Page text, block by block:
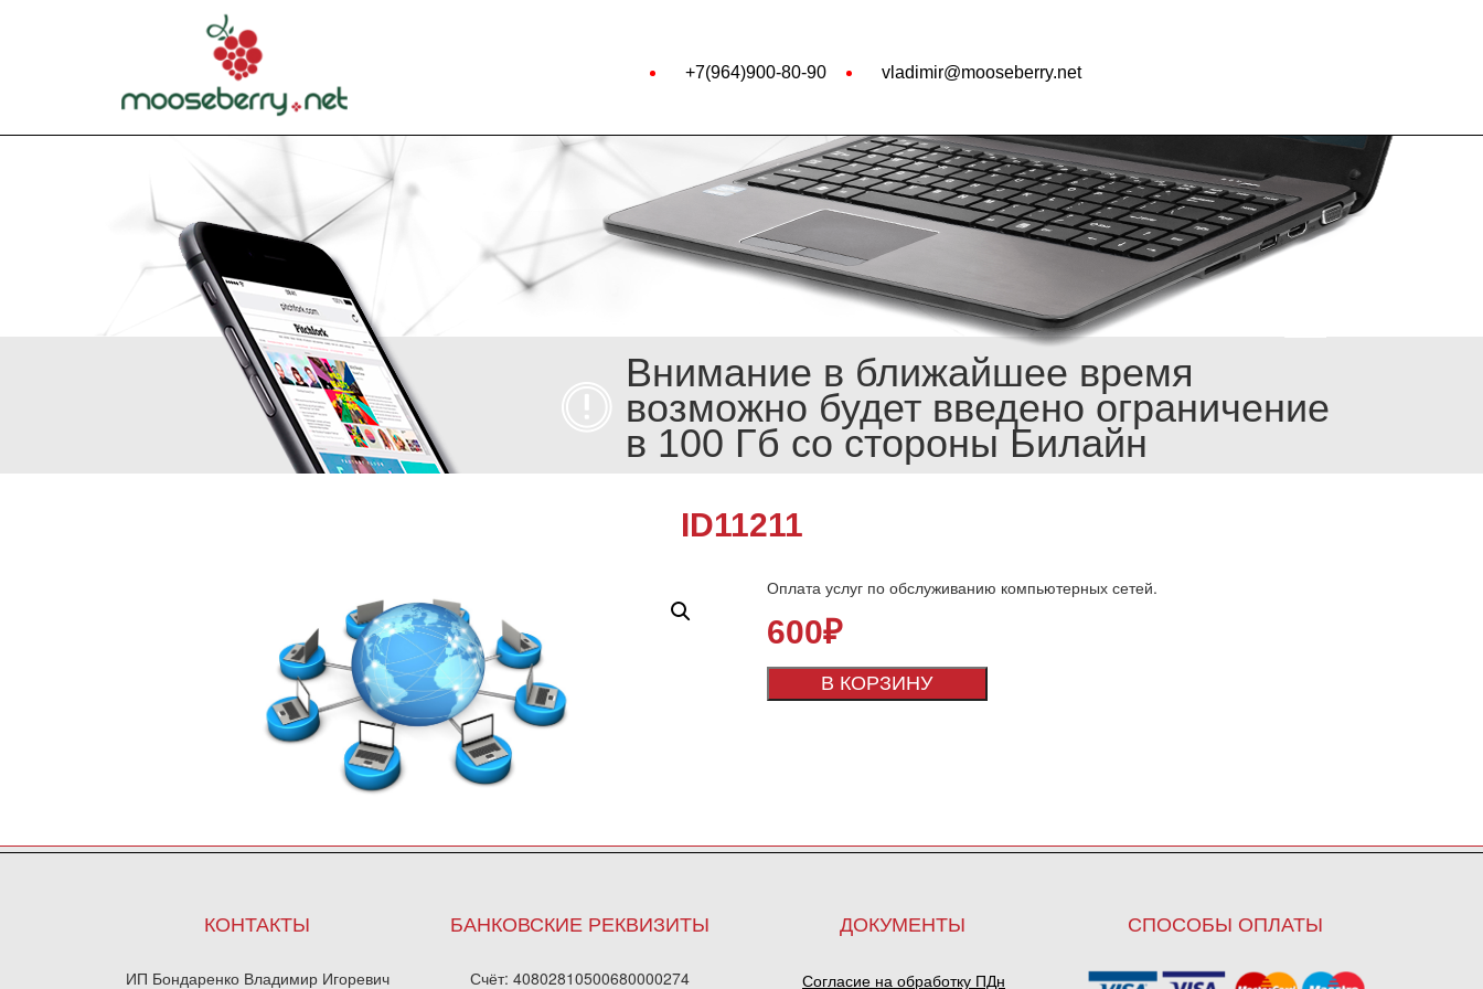
+7(964)900-80-90 vladimir@mooseberry.net
Внимание в ближайшее время
возможно будет введено ограничение
в 100 Гб со стороны Билайн
ID11211
Оплата услуг по обслуживанию компьютерных сетей.
600₽
В КОРЗИНУ
КОНТАКТЫ
ИП Бондаренко Владимир Игоревич
БАНКОВСКИЕ РЕКВИЗИТЫ
Счёт: 40802810500680000274
ДОКУМЕНТЫ
Согласие на обработку ПДн
СПОСОБЫ ОПЛАТЫ